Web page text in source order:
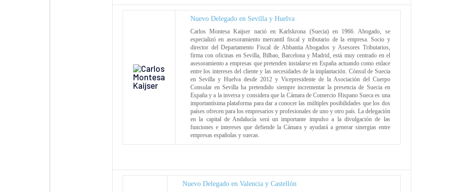
Nuevo Delegado en Sevilla y Huelva
Carlos Montesa Kaijser nació en Karlskrona (Suecia) en 1966. Abogado, se
especializó en asesoramiento mercantil fiscal y tributario de la empresa. Socio y
director del Departamento Fiscal de Abbantia Abogados y Asesores Tributarios,
firma con oficinas en Sevilla, Bilbao, Barcelona y Madrid, está muy centrado en el
asesoramiento a empresas que pretenden instalarse en España actuando como enlace
entre los intereses del cliente y las necesidades de la implantación. Cónsul de Suecia
en Sevilla y Huelva desde 2012 y Vicepresidente de la Asociación del Cuerpo
Consular en Sevilla ha pretendido siempre incrementar la presencia de Suecia en
España y a la inversa y considera que la Cámara de Comercio Hispano Sueca es una
importantísima plataforma para dar a conocer las múltiples posibilidades que los dos
países ofrecen para los empresarios y profesionales de uno y otro país. La delegación
en la capital de Andalucía será un importante impulso a la divulgación de las
funciones e intereses que defiende la Cámara y ayudará a generar sinergias entre
empresas españolas y suecas.
Nuevo Delegado en Valencia y Castellón